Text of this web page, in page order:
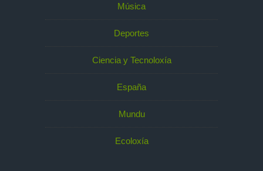
Música
Deportes
Ciencia y Tecnoloxía
España
Mundu
Ecoloxía